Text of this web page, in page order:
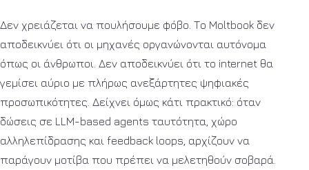
Δεν χρειάζεται να πουλήσουμε φόβο. Το Moltbook δεν
αποδεικνύει ότι οι μηχανές οργανώνονται αυτόνομα
όπως οι άνθρωποι. Δεν αποδεικνύει ότι το internet θα
γεμίσει αύριο με πλήρως ανεξάρτητες ψηφιακές
προσωπικότητες. Δείχνει όμως κάτι πρακτικό: όταν
δώσεις σε LLM-based agents ταυτότητα, χώρο
αλληλεπίδρασης και feedback loops, αρχίζουν να
παράγουν μοτίβα που πρέπει να μελετηθούν σοβαρά.